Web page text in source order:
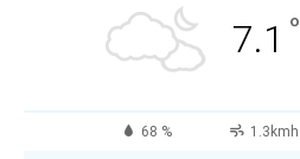
7.1 °
68 % 1.3kmh